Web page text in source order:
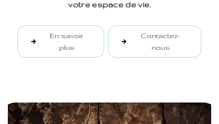
votre espace de vie.
En savoir
plus
Contactez-
nous